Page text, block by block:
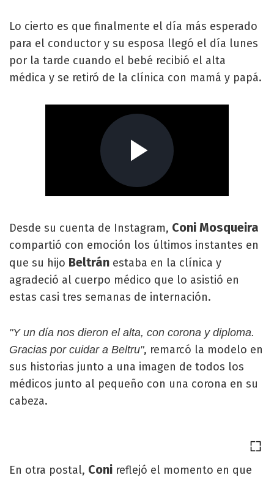
Lo cierto es que finalmente el día más esperado
para el conductor y su esposa llegó el día lunes
por la tarde cuando el bebé recibió el alta
médica y se retiró de la clínica con mamá y papá.
Desde su cuenta de Instagram, Coni Mosqueira
compartió con emoción los últimos instantes en
que su hijo Beltrán estaba en la clínica y
agradeció al cuerpo médico que lo asistió en
estas casi tres semanas de internación.
"Y un día nos dieron el alta, con corona y diploma.
Gracias por cuidar a Beltru", remarcó la modelo en
sus historias junto a una imagen de todos los
médicos junto al pequeño con una corona en su
cabeza.
En otra postal, Coni reflejó el momento en que